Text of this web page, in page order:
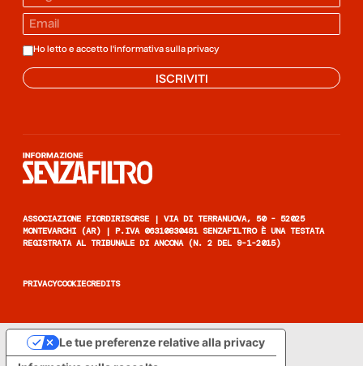
Ho letto e accetto l'informativa sulla privacy
ISCRIVITI
ASSOCIAZIONE FIORDIRISORSE | VIA DI TERRANUOVA, 50 - 52025
MONTEVARCHI (AR) | P.IVA 06310830481 SENZAFILTRO È UNA TESTATA
REGISTRATA AL TRIBUNALE DI ANCONA (N. 2 DEL 9-1-2015)
PRIVACYCOOKIECREDITS
Le tue preferenze relative alla privacy